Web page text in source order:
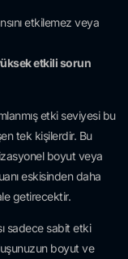
etkilemez veya
etkili sorun
etki seviyesi bu
tek kişilerdir. Bu
boyut veya
eskisinden daha
getirecektir.
sadece sabit etki
boyut ve